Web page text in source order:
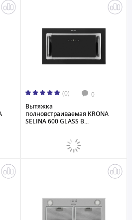
(0) 0
Вытяжка
полновстраиваемая KRONA
SELINA 600 GLASS B...